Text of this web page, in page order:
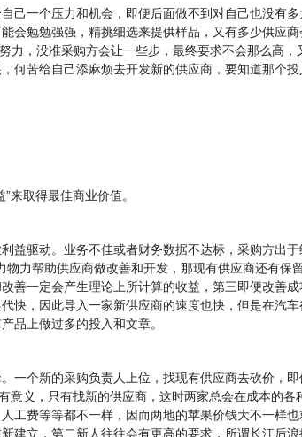
己一个压力和机会，即便后面做不到对自己也没有多
会勉勉强强，精挑细选来提供样品，又有多少供应
力，没准采购方会让一些步，最终要求不会那么高，
何苦给自己添麻烦去开发新的供应商，要知道那个
来取得最佳商业价值。
益驱动。业务不佳或者财务数据不达标，采购方出
力帮助供应商做改善和开发，那现有供应商还有保
善一定会产生理论上所计算的收益，第三即便改善
快，因此导入一家新供应商的速度也快，但是在汽
品上做过多的投入和文章。
一个新的采购负责人上位，找现有供应商去砍价，
意义，只有找新的供应商，这时两家总会在成本的各
工费等等都不一样，因而两地的苹果价钱大不一样也
建立，第二新人往往会有更高的要求，所谓长江后